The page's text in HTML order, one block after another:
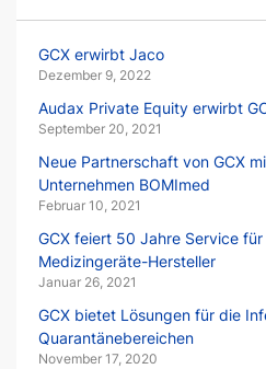
GCX erwirbt Jaco
Dezember 9, 2022
Audax Private Equity erwirbt
September 20, 2021
Neue Partnerschaft von GCX
Unternehmen BOMImed
Februar 10, 2021
GCX feiert 50 Jahre Service
Medizingeräte-Hersteller
Januar 26, 2021
GCX bietet Lösungen für die
Quarantänebereichen
November 17, 2020